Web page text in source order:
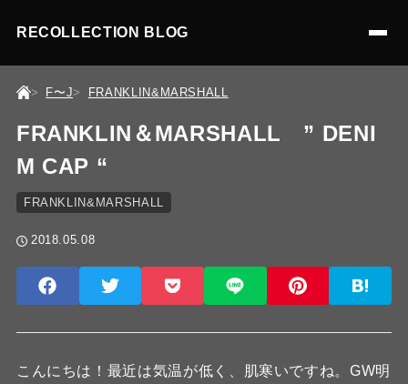
RECOLLECTION BLOG
F〜J FRANKLIN&MARSHALL
FRANKLIN＆MARSHALL ” DENI
M CAP “
FRANKLIN&MARSHALL
2018.05.08
こんにちは！最近は気温が低く、肌寒いですね。GW明